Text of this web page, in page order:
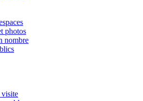
photos
nombre
visite